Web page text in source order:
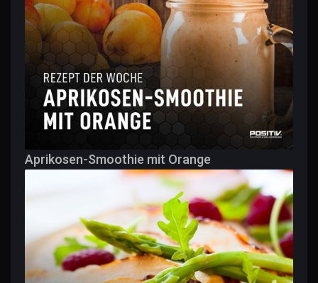
Aprikosen-Smoothie mit Orange